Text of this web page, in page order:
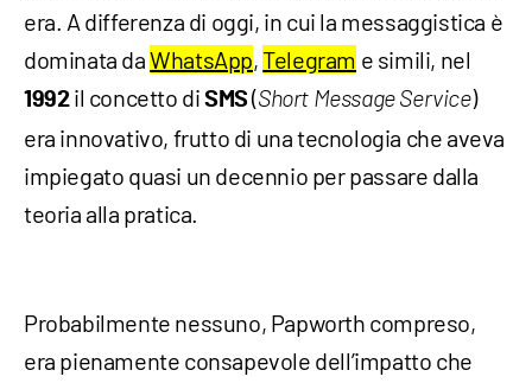
era. A differenza di oggi, in cui la messaggistica è
dominata daWhatsApp,Telegram e simili, nel
1992il concetto diSMS(Short Message Service)
era innovativo, frutto di una tecnologia che aveva
impiegato quasi un decennio per passare dalla
teoria alla pratica.
Probabilmente nessuno, Papworth compreso,
era pienamente consapevole dell’impatto che